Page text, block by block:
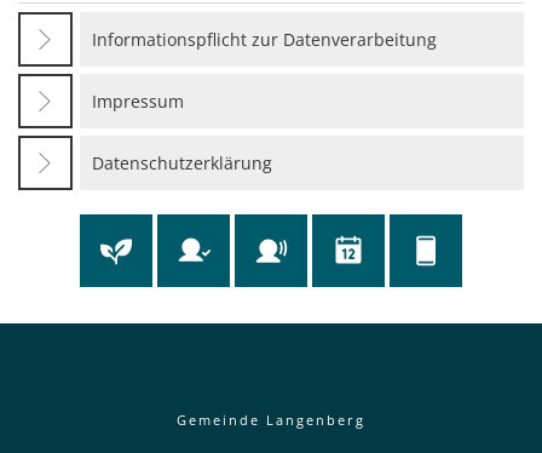
Informationspflicht zur Datenverarbeitung
Impressum
Datenschutzerklärung
Gemeinde Langenberg